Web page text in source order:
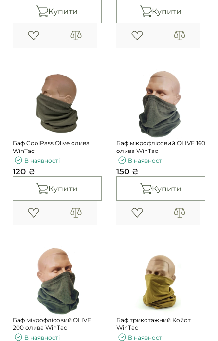
Купити Купити
Баф CoolPass Olive олива
WinTac
В наявності
120 ₴
Купити
Баф мікрофлісовий OLIVE 160
олива WinTac
В наявності
150 ₴
Купити
Баф мікрофлісовий OLIVE
200 олива WinTac
В наявності
Баф трикотажний Койот
WinTac
В наявності